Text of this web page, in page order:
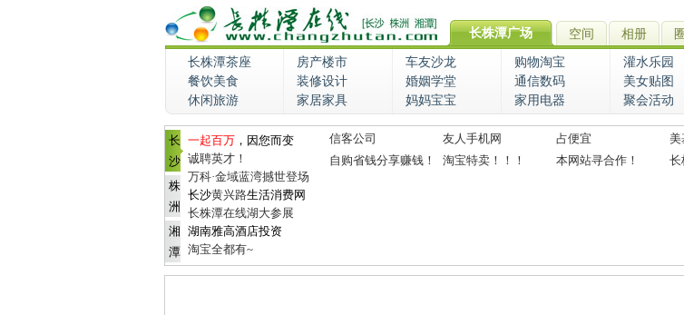
长株潭广场 空间 相册
长株潭茶座 房产楼市 车友沙龙 购物淘宝 灌水乐园
餐饮美食
装修设计 婚姻学堂 通信数码 美女贴图
休闲旅游
家居家具 妈妈宝宝 家用电器 聚会活动
长
沙
株
洲
湘
潭
一起百万 ，因您而变
诚聘英才！
万科·金域蓝湾撼世登场
长沙黄兴路生活消费网
长株潭在线湖大参展
湖南雅高酒店投资
淘宝全都有~
信客公司 友人手机网 占便宜 美
自购省钱分享赚钱！
淘宝特卖！！！ 本网站寻合作！ 长